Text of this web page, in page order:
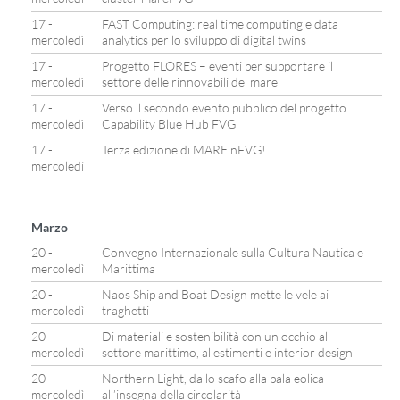
17 -
mercoledì
FAST Computing: real time computing e data
analytics per lo sviluppo di digital twins
17 -
mercoledì
Progetto FLORES – eventi per supportare il
settore delle rinnovabili del mare
17 -
mercoledì
Verso il secondo evento pubblico del progetto
Capability Blue Hub FVG
17 -
mercoledì
Terza edizione di MAREinFVG!
Marzo
20 -
mercoledì
Convegno Internazionale sulla Cultura Nautica e
Marittima
20 -
mercoledì
Naos Ship and Boat Design mette le vele ai
traghetti
20 -
mercoledì
Di materiali e sostenibilità con un occhio al
settore marittimo, allestimenti e interior design
20 -
mercoledì
Northern Light, dallo scafo alla pala eolica
all’insegna della circolarità